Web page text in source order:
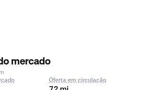
mercado
Oferta em circulação